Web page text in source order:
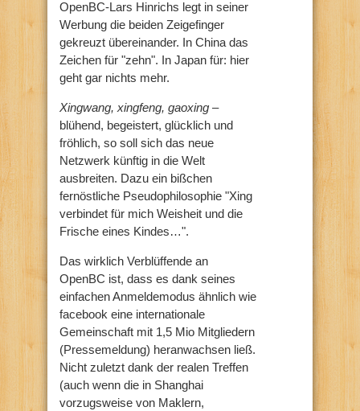
OpenBC-Lars Hinrichs legt in seiner
Werbung die beiden Zeigefinger
gekreuzt übereinander. In China das
Zeichen für "zehn". In Japan für: hier
geht gar nichts mehr.
Xingwang, xingfeng, gaoxing –
blühend, begeistert, glücklich und
fröhlich, so soll sich das neue
Netzwerk künftig in die Welt
ausbreiten. Dazu ein bißchen
fernöstliche Pseudophilosophie "Xing
verbindet für mich Weisheit und die
Frische eines Kindes…".
Das wirklich Verblüffende an
OpenBC ist, dass es dank seines
einfachen Anmeldemodus ähnlich wie
facebook eine internationale
Gemeinschaft mit 1,5 Mio Mitgliedern
(Pressemeldung) heranwachsen ließ.
Nicht zuletzt dank der realen Treffen
(auch wenn die in Shanghai
vorzugsweise von Maklern,